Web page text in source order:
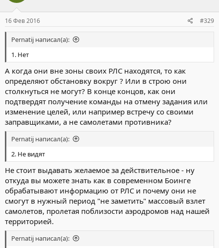
16 Фев 2016 #329
Pernatij написал(а):
1. Нет
А когда они вне зоны своих РЛС находятся, то как
определяют обстановку вокруг ? Или в строю они
столкнуться не могут? В конце концов, как они
подтвердят получение команды на отмену задания или
изменение целей, или например встречу со своими
заправщиками, а не самолетами противника?
Pernatij написал(а):
2. Не видят
Не стоит выдавать желаемое за действительное - ну
откуда вы можете знать как в современном Боинге
обрабатывают информацию от РЛС и почему они не
смогут в нужный период "не заметить" массовый взлет
самолетов, пролетая поблизости аэродромов над нашей
территорией.
Pernatij написал(а):